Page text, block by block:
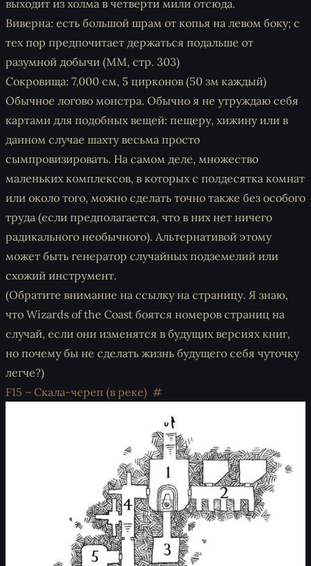
выходит из холма в четверти мили отсюда.
Виверна: есть большой шрам от копья на левом боку; с
тех пор предпочитает держаться подальше от
разумной добычи (MM, стр. 303)
Сокровища: 7,000 см, 5 цирконов (50 зм каждый)
Обычное логово монстра. Обычно я не утруждаю себя
картами для подобных вещей: пещеру, хижину или в
данном случае шахту весьма просто
сымпровизировать. На самом деле, множество
маленьких комплексов, в которых с полдесятка комнат
или около того, можно сделать точно также без особого
труда (если предполагается, что в них нет ничего
радикального необычного). Альтернативой этому
может быть генератор случайных подземелий или
схожий инструмент.
(Обратите внимание на ссылку на страницу. Я знаю,
что Wizards of the Coast боятся номеров страниц на
случай, если они изменятся в будущих версиях книг,
но почему бы не сделать жизнь будущего себя чуточку
легче?)
F15 – Скала-череп (в реке)